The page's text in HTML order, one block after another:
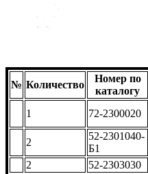
№ Количество
Номер по
каталогу
1 72-2300020
2
52-2301040-
Б1
2
52-2303030